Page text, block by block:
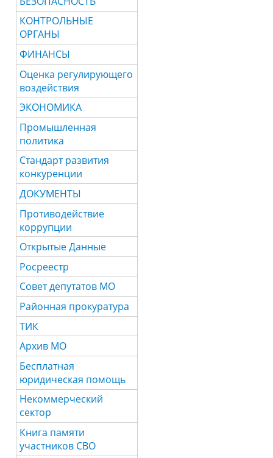
КОНТРОЛЬНЫЕ
ОРГАНЫ
ФИНАНСЫ
Оценка регулирующего
воздействия
ЭКОНОМИКА
Промышленная
политика
Стандарт развития
конкуренции
ДОКУМЕНТЫ
Противодействие
коррупции
Открытые Данные
Росреестр
Совет депутатов МО
Районная прокуратура
ТИК
Архив МО
Бесплатная
юридическая помощь
Некоммерческий
сектор
Книга памяти
участников СВО